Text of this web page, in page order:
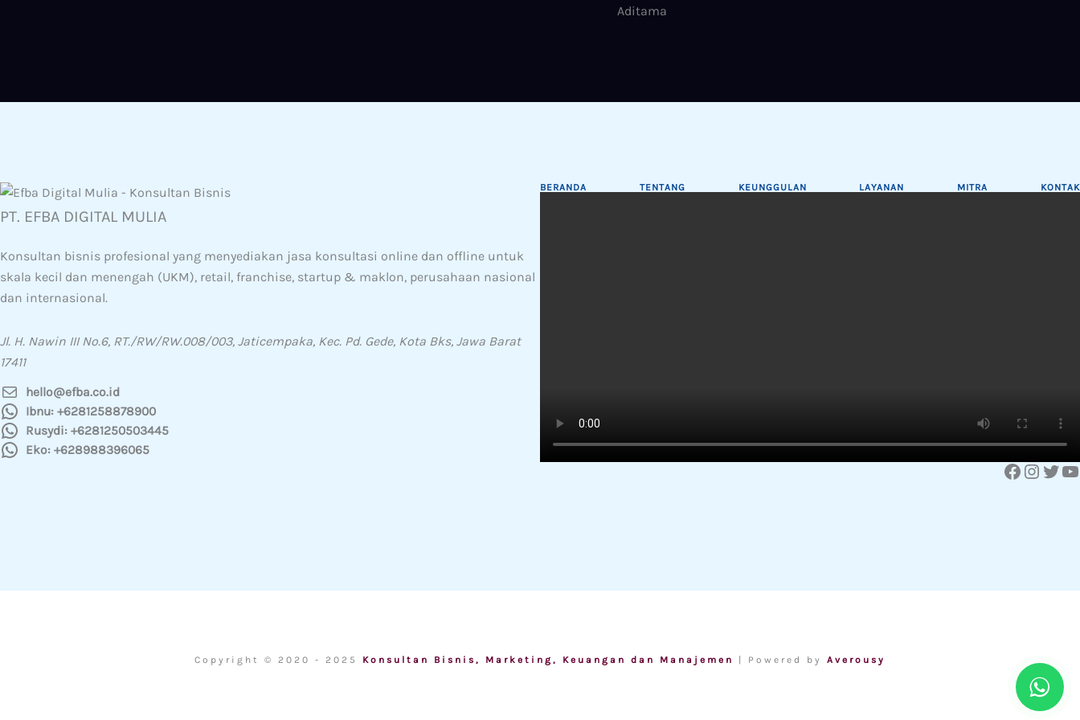
PT. EFBA DIGITAL MULIA
Konsultan bisnis profesional yang menyediakan jasa konsultasi online dan offline untuk
skala kecil dan menengah (UKM), retail, franchise, startup & maklon, perusahaan nasional
dan internasional.
Jl. H. Nawin III No.6, RT./RW/RW.008/003, Jaticempaka, Kec. Pd. Gede, Kota Bks, Jawa Barat
17411
hello@efba.co.id
Ibnu: +6281258878900
Rusydi: +6281250503445
Eko: +628988396065
BERANDA TENTANG KEUNGGULAN LAYANAN MITRA KONTAK
Facebook Instagram Twitter YouTube
Copyright © 2020 - 2025 Konsultan Bisnis, Marketing, Keuangan dan Manajemen | Powered by Averousy